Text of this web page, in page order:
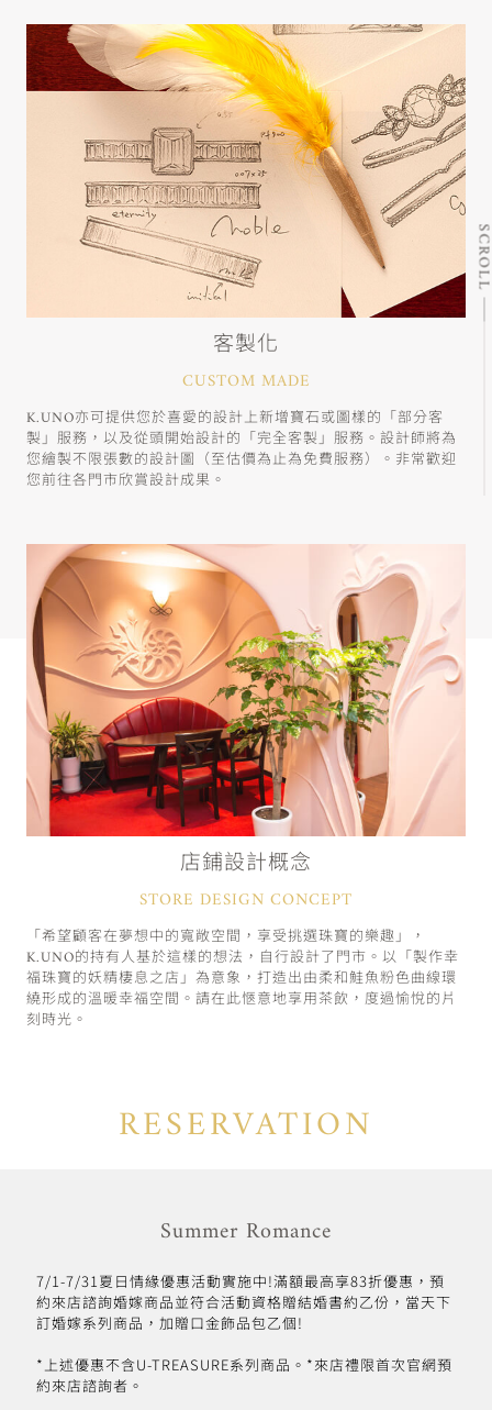
客製化
CUSTOM MADE
K.UNO亦可提供您於喜愛的設計上新增寶石或圖樣的「部分客
製」服務，以及從頭開始設計的「完全客製」服務。設計師將為
您繪製不限張數的設計圖（至估價為止為免費服務）。非常歡迎
您前往各門市欣賞設計成果。
店鋪設計概念
STORE DESIGN CONCEPT
「希望顧客在夢想中的寬敞空間，享受挑選珠寶的樂趣」，
K.UNO的持有人基於這樣的想法，自行設計了門市。以「製作幸
福珠寶的妖精棲息之店」為意象，打造出由柔和鮭魚粉色曲線環
繞形成的溫暖幸福空間。請在此愜意地享用茶飲，度過愉悅的片
刻時光。
RESERVATION
Summer Romance
7/1-7/31夏日情緣優惠活動實施中!滿額最高享83折優惠，預
約來店諮詢婚嫁商品並符合活動資格贈結婚書約乙份，當天下
訂婚嫁系列商品，加贈口金飾品包乙個!
*上述優惠不含U-TREASURE系列商品。*來店禮限首次官網預
約來店諮詢者。